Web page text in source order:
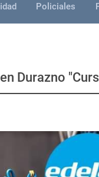
Policiales
Durazno